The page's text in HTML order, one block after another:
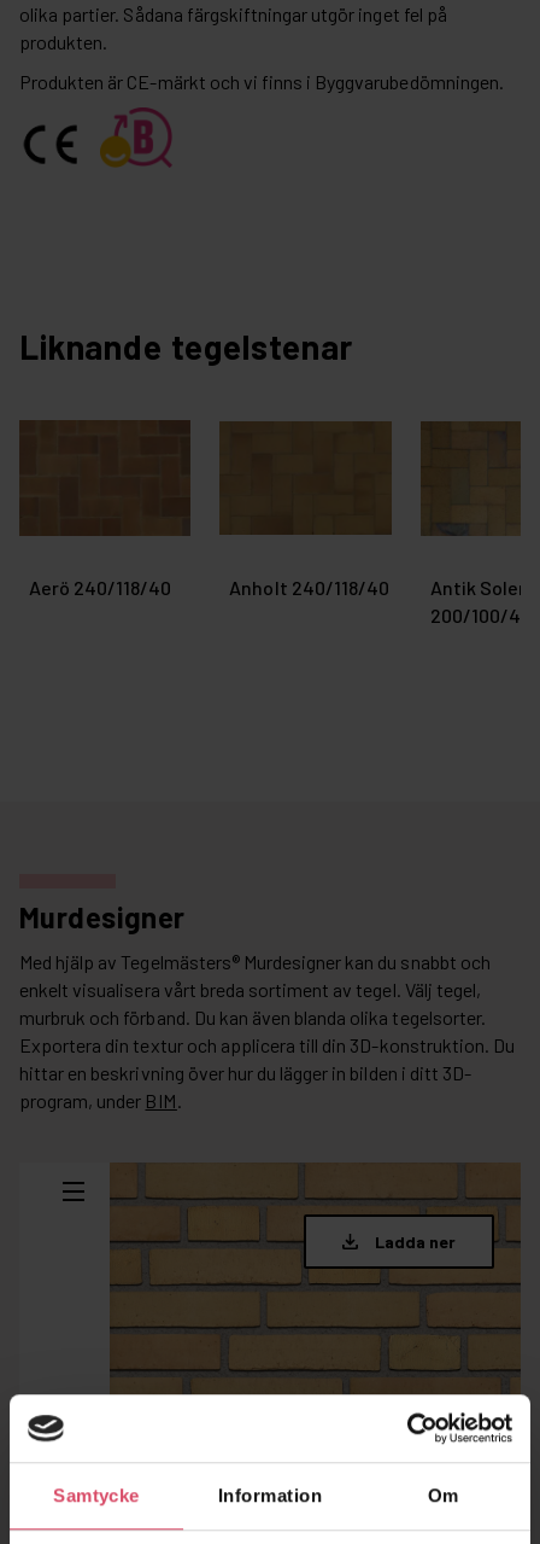
Samtycke Information Om
olika partier. Sådana färgskiftningar utgör inget fel på
produkten.
Produkten är CE-märkt och vi finns i Byggvarubedömningen.
Liknande tegelstenar
Aerö 240/118/40 Anholt 240/118/40
Antik Solera
200/100/45
Murdesigner
Med hjälp av Tegelmästers® Murdesigner kan du snabbt och
enkelt visualisera vårt breda sortiment av tegel. Välj tegel,
murbruk och förband. Du kan även blanda olika tegelsorter.
Exportera din textur och applicera till din 3D-konstruktion. Du
hittar en beskrivning över hur du lägger in bilden i ditt 3D-
program, under BIM.